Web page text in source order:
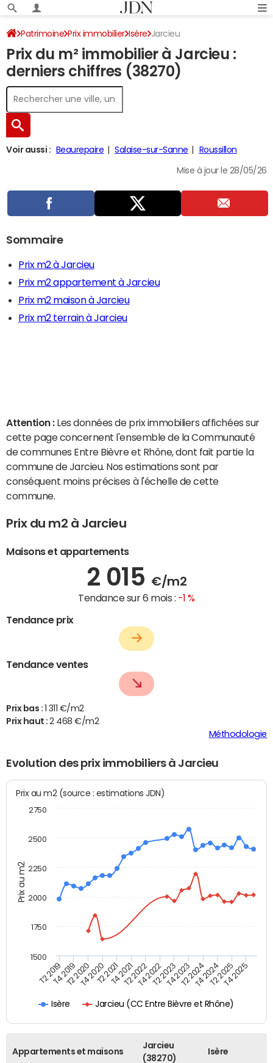
Patrimoine Prix immobilier Isère Jarcieu
Prix du m² immobilier à Jarcieu :
derniers chiffres (38270)
Voir aussi : Beaurepaire Salaise-sur-Sanne Roussillon
Mise à jour le 28/05/26
Sommaire
Prix m2 à Jarcieu
Prix m2 appartement à Jarcieu
Prix m2 maison à Jarcieu
Prix m2 terrain à Jarcieu
Attention : Les données de prix immobiliers affichées sur
cette page concernent l'ensemble de la Communauté
de communes Entre Bièvre et Rhône, dont fait partie la
commune de Jarcieu. Nos estimations sont par
conséquent moins précises à l'échelle de cette
commune.
Prix du m2 à Jarcieu
Maisons et appartements
2 015 €/m2
Tendance sur 6 mois : -1 %
Tendance prix
Tendance ventes
Prix bas :
1 311 €/m2
Prix haut :2 468 €/m2
Méthodologie
Evolution des prix immobiliers à Jarcieu
Prix au m2
Prix au m2 (source : estimations JDN)
Isère Jarcieu (CC Entre Bièvre et Rhône)
T2 2019T4 2019T2 2020T4 2020T2 2021T4 2021T2 2022T4 2022T2 2023T4 2023T2 2024T4 2024T2 2025T4 2025
1500
1750
2000
2250
2500
2750
Appartements et maisons
Jarcieu
(38270)
Isère